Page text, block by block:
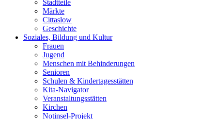
Stadtteile
Märkte
Cittaslow
Geschichte
Soziales, Bildung und Kultur
Frauen
Jugend
Menschen mit Behinderungen
Senioren
Schulen & Kindertagesstätten
Kita-Navigator
Veranstaltungsstätten
Kirchen
Notinsel-Projekt